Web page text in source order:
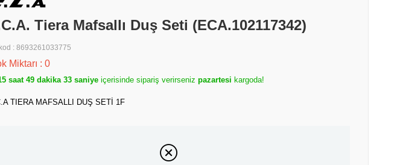
Tiera Mafsallı Duş Seti (ECA.102117342)
: 8693261033775
Miktarı : 0
saat 49 dakika 33 saniye içerisinde sipariş verirseniz pazartesi kargoda!
TIERA MAFSALLI DUŞ SETİ 1F